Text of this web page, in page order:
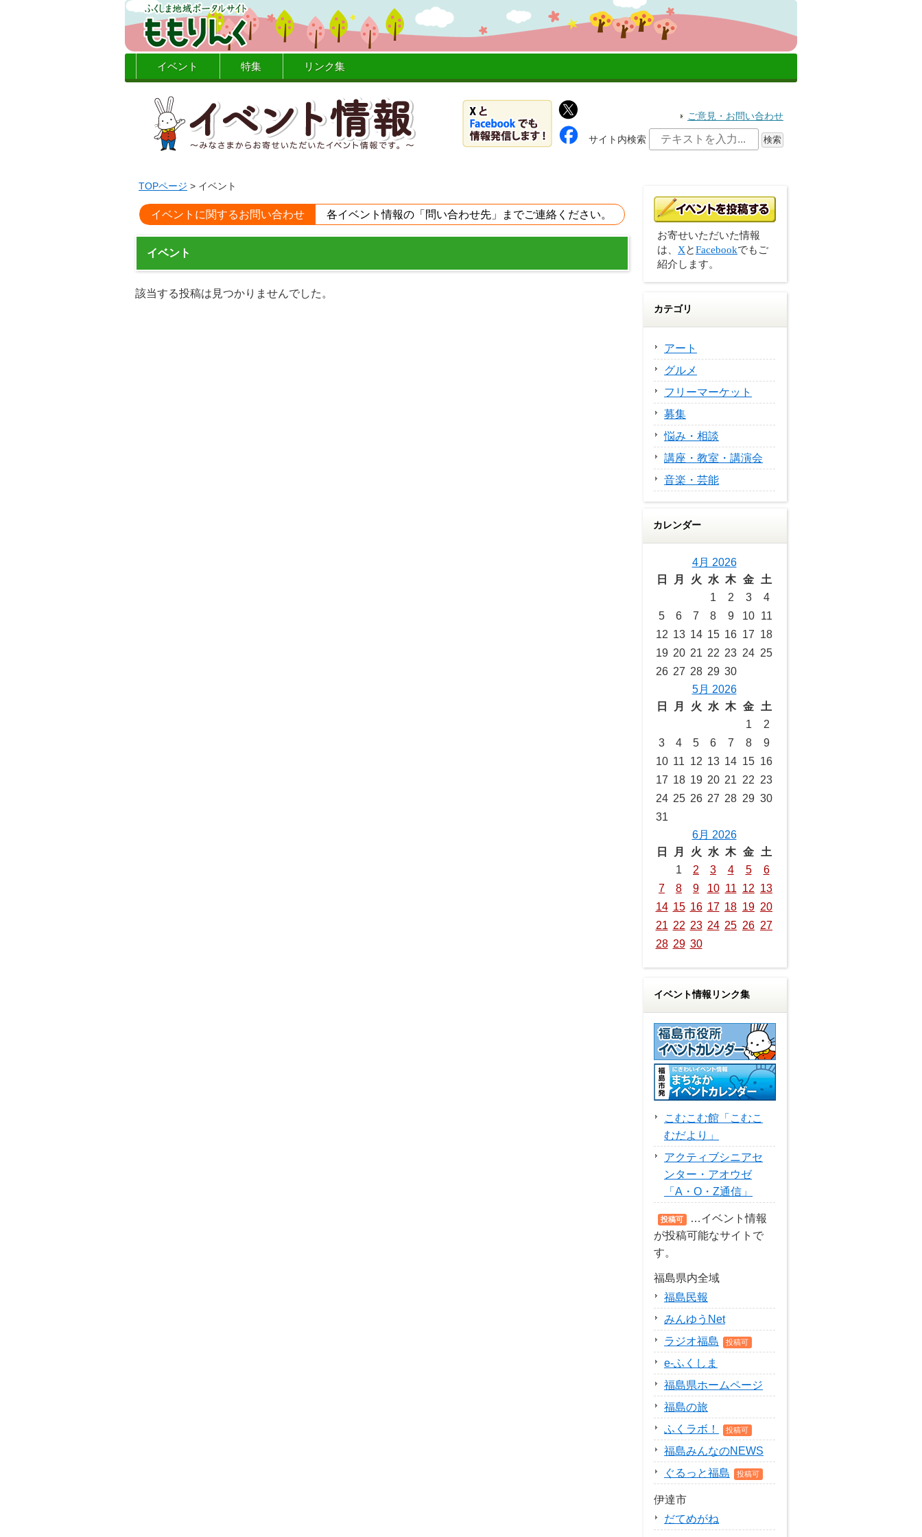
イベント 特集 リンク集
ご意見・お問い合わせ
サイト内検索
TOPページ > イベント
イベントに関するお問い合わせ 各イベント情報の「問い合わせ先」までご連絡ください。
イベント
該当する投稿は見つかりませんでした。
お寄せいただいた情報
は、 XとFacebookでもご
紹介します。
カテゴリ
アート
グルメ
フリーマーケット
募集
悩み・相談
講座・教室・講演会
音楽・芸能
カレンダー
4月 2026
日
月 火 水 木 金
土
1
2 3
4
5
6 7 8 9 10 11
12 13 14 15 16 17 18
19 20 21 22 23 24 25
26 27 28 29 30
5月 2026
日
月 火 水 木 金
土
1
2
3
4 5 6 7 8
9
10 11 12 13 14 15 16
17 18 19 20 21 22 23
24 25 26 27 28 29 30
31
6月 2026
日
月 火 水 木 金
土
1
2 3 4 5
6
7
8 9 10 11 12 13
14 15 16 17 18 19 20
21 22 23 24 25 26 27
28 29 30
イベント情報リンク集
こむこむ館「こむこ
むだより」
アクティブシニアセ
ンター・アオウゼ
「A・O・Z通信」
投稿可
…イベント情報
が投稿可能なサイトで
す。
福島県内全域
福島民報
みんゆうNet
ラジオ福島
投稿可
e-ふくしま
福島県ホームページ
福島の旅
ふくラボ！
投稿可
福島みんなのNEWS
ぐるっと福島
投稿可
伊達市
だてめがね